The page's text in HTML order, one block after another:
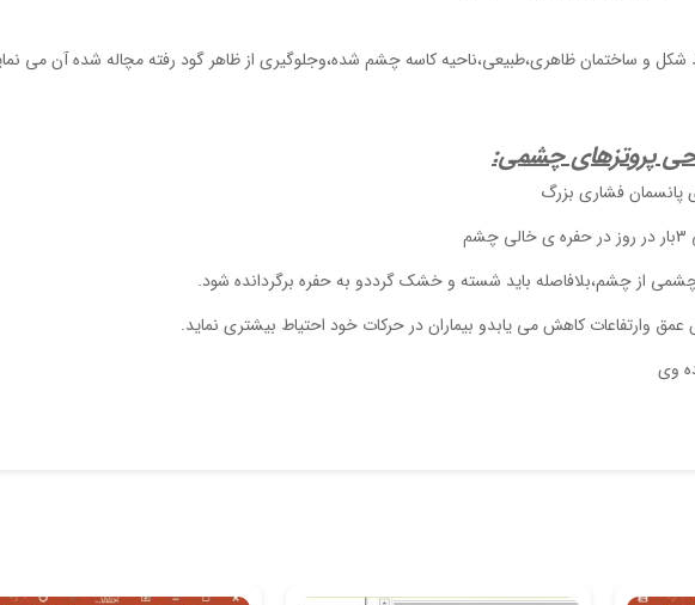
و ساختمان ظاهری،طبیعی،ناحیه کاسه چشم شده،وجلوگیری از ظاهر گود رفته مچاله شده آن می
پروتزهای چشمی: